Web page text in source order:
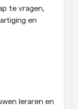
te vragen,
en
leraren en